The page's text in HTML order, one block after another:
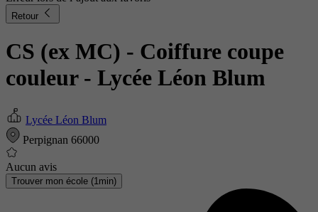
Retour
CS (ex MC) - Coiffure coupe
couleur - Lycée Léon Blum
Lycée Léon Blum
Perpignan 66000
Aucun avis
Trouver mon école (1min)